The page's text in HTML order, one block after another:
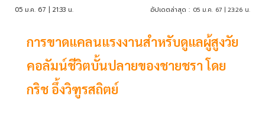
05 ม.ค. 67 | 21:33 น. อัปเดตล่าสุด : 05 ม.ค. 67 | 23:26 น.
การขาดแคลนแรงงานสำหรับดูแลผู้สูงวัย
คอลัมน์ชีวิตบั้นปลายของชายชรา โดย
กริช อึ้งวิฑูรสถิตย์